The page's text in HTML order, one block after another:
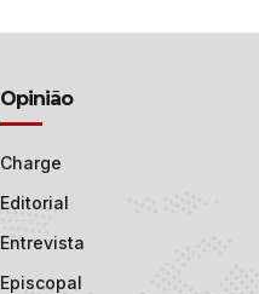
Opinião
Charge
Editorial
Entrevista
Episcopal